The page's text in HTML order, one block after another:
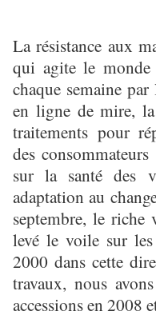
La résistance aux
qui agite le
chaque semaine
en ligne de mire,
traitements pour
des
sur la santé des
adaptation au
septembre, le riche
levé le voile sur les
2000 dans cette
travaux, nous
accessions en 2008